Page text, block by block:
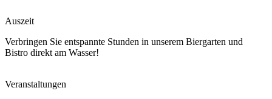
Auszeit
Verbringen Sie entspannte Stunden in unserem Biergarten und
Bistro direkt am Wasser!
Veranstaltungen